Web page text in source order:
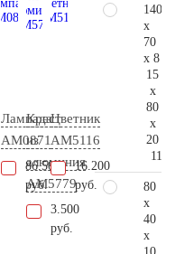
Лампада
AM0871
86.500
руб.
Крест
из
алюминия
AM5779
3.500
руб.
Цветник
AM5116
16.200
руб.
140
x
70
x 8
15
x
80
x
20
80
x
40
x